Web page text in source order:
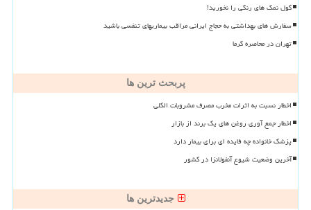
گول نمک های رنگی را نخورید!
سفارش های بهداشتی به حجاج ایرانی مراقب بیماریهای تنفسی باشید
تهران در محاصره گرما
پربحث ترین ها
اخطار نسبت به اثرات مخرب مصرف مشروبات الکلی
اخطار جمع آوری روغن های یک برند از بازار
پزشک خانواده چه فایده ای برای بیمار دارد
آخرین وضعیت شیوع آنفولانزا در کشور
جدیدترین ها